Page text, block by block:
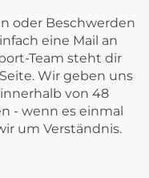
oder Beschwerden
eine Mail an
Team steht dir
Wir geben uns
von 48
- wenn es einmal
um Verständnis.